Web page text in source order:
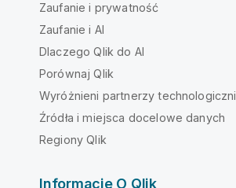
Zaufanie i prywatność
Zaufanie i AI
Dlaczego Qlik do AI
Porównaj Qlik
Wyróżnieni partnerzy technologiczni
Źródła i miejsca docelowe danych
Regiony Qlik
Informacje O Qlik